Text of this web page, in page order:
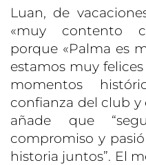
Luan, de
«muy contento
porque «Palma es
estamos muy
momentos
confianza del club y
añade que
compromiso y
historia juntos”. El